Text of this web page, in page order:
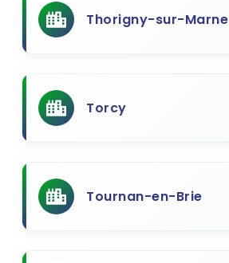
Thorigny-sur-Marne
Torcy
Tournan-en-Brie